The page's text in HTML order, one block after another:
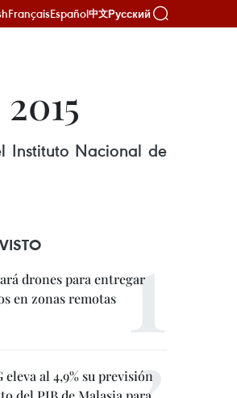
FrançaisEspañol中文Русский
Instituto Nacional de
drones para entregar
en zonas remotas
eleva al 4,9% su previsión